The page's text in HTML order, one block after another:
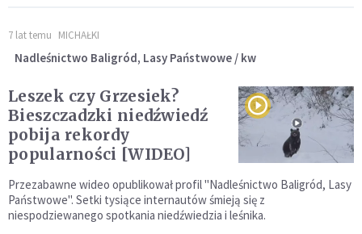
7 lat temu MICHAŁKI
Nadleśnictwo Baligród, Lasy Państwowe / kw
Leszek czy Grzesiek?
Bieszczadzki niedźwiedź
pobija rekordy
popularności [WIDEO]
Przezabawne wideo opublikował profil "Nadleśnictwo Baligród, Lasy
Państwowe". Setki tysiące internautów śmieją się z
niespodziewanego spotkania niedźwiedzia i leśnika.